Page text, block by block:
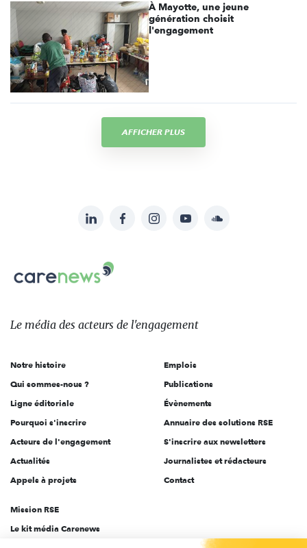
À Mayotte, une jeune
génération choisit
l'engagement
AFFICHER PLUS
sur:
LinkedInFacebookInstagramYouTubeSoundcloud
Le
des
l'engagement
Le média des acteurs de l'engagement
Notre histoire
Qui sommes-nous ?
Ligne éditoriale
Pourquoi s'inscrire
Acteurs de l'engagement
Actualités
Appels à projets
Emplois
Publications
Évènements
Annuaire des solutions RSE
S'inscrire aux newsletters
Journalistes et rédacteurs
Contact
Mission RSE
Le kit média Carenews